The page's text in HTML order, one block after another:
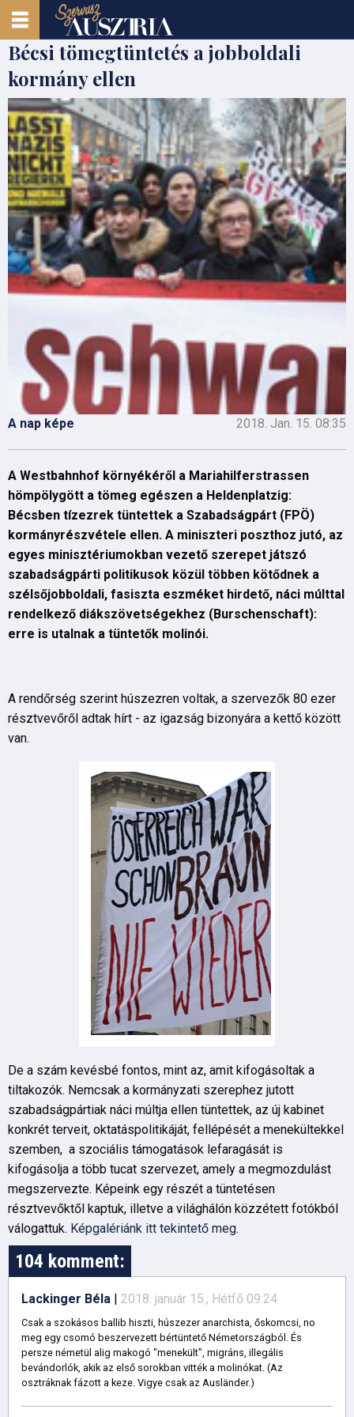
Bécsi tömegtüntetés a jobboldali
kormány ellen
A nap képe 2018. Jan. 15. 08:35
A Westbahnhof környékéről a Mariahilferstrassen
hömpölygött a tömeg egészen a Heldenplatzig:
Bécsben tízezrek tüntettek a Szabadságpárt (FPÖ)
kormányrészvétele ellen. A miniszteri poszthoz jutó, az
egyes minisztériumokban vezető szerepet játszó
szabadságpárti politikusok közül többen kötődnek a
szélsőjobboldali, fasiszta eszméket hirdető, náci múlttal
rendelkező diákszövetségekhez (Burschenschaft):
erre is utalnak a tüntetők molinói.
A rendőrség szerint húszezren voltak, a szervezők 80 ezer
résztvevőről adtak hírt - az igazság bizonyára a kettő között
van.
De a szám kevésbé fontos, mint az, amit kifogásoltak a
tiltakozók. Nemcsak a kormányzati szerephez jutott
szabadságpártiak náci múltja ellen tüntettek, az új kabinet
konkrét terveit, oktatáspolitikáját, fellépését a menekültekkel
szemben, a szociális támogatások lefaragását is
kifogásolja a több tucat szervezet, amely a megmozdulást
megszervezte. Képeink egy részét a tüntetésen
résztvevőktől kaptuk, illetve a világhálón közzétett fotókból
válogattuk. Képgalériánk itt tekintető meg.
104 komment:
Lackinger Béla | 2018. január 15., Hétfő 09:24
Csak a szokásos ballib hiszti, húszezer anarchista, őskomcsi, no
meg egy csomó beszervezett bértüntető Németországból. És
persze németül alig makogó "menekült", migráns, illegális
bevándorlók, akik az első sorokban vitték a molinókat. (Az
osztráknak fázott a keze. Vigye csak az Ausländer.)